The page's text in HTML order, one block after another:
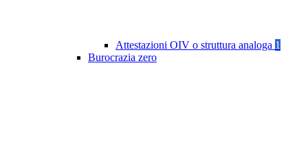
Attestazioni OIV o struttura analoga 1
Burocrazia zero